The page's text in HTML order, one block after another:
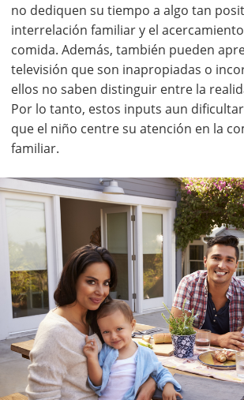
no dediquen su tiempo a algo tan
interrelación familiar y el
comida. Además, también pueden
televisión que son inapropiadas o
ellos no saben distinguir entre la
Por lo tanto, estos inputs aun
que el niño centre su atención en la
familiar.